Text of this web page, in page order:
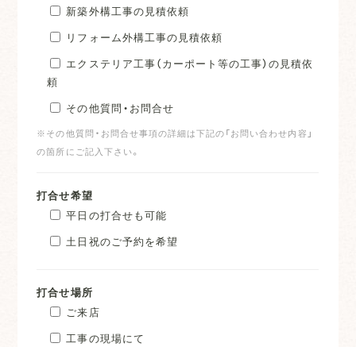
新築外構工事の見積依頼
リフォーム外構工事の見積依頼
エクステリア工事（カーポート等の工事）の見積依
頼
その他質問・お問合せ
※その他質問・お問合せ事項の詳細は下記の「お問い合わせ内容」
の箇所にご記入下さい。
打合せ希望
平日の打合せも可能
土日祝のご予約を希望
打合せ場所
ご来店
工事の現場にて